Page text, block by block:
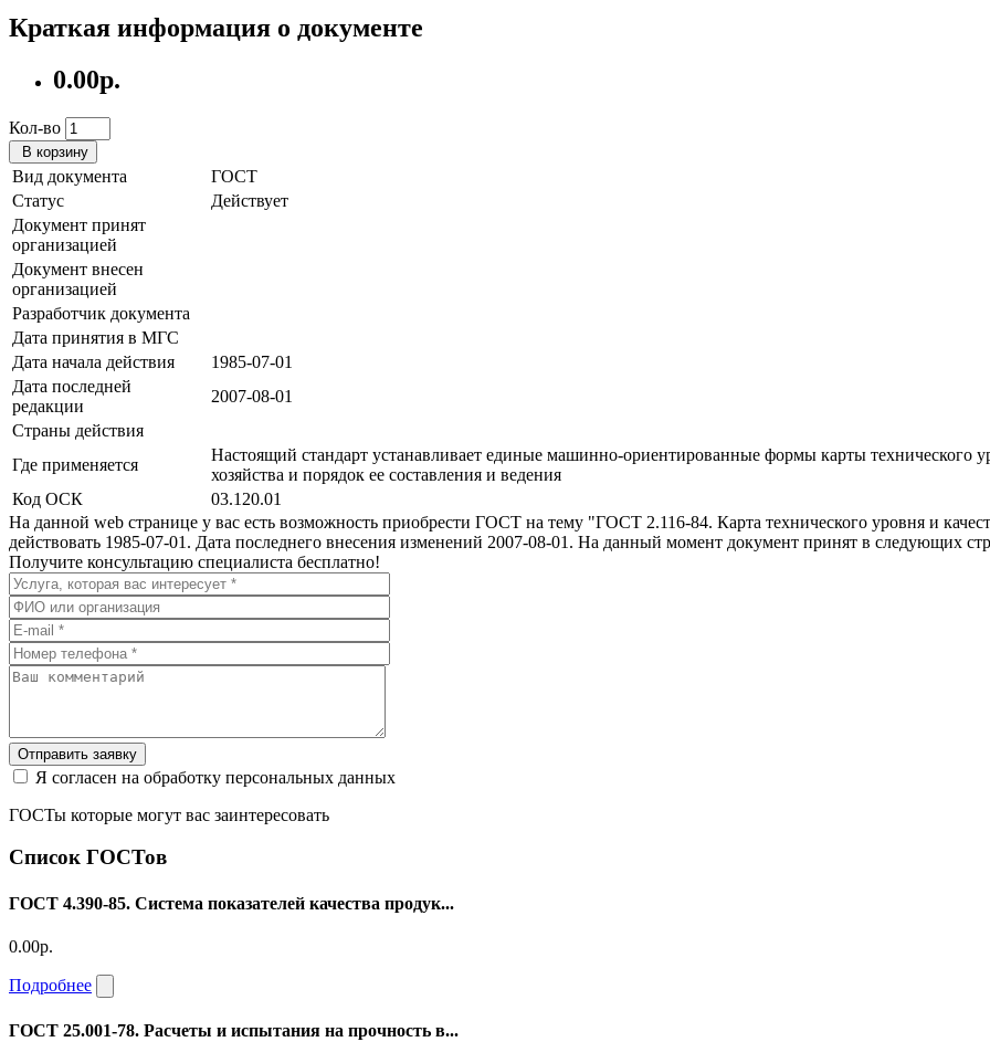
Краткая информация о документе
0.00р.
Кол-во
В корзину
Вид документа
ГОСТ
Статус
Действует
Документ принят
организацией
Документ внесен
организацией
Разработчик документа
Дата принятия в МГС
Дата начала действия
1985-07-01
Дата последней
редакции
2007-08-01
Страны действия
Где применяется
Настоящий стандарт устанавливает единые машинно-ориентированные формы карты технического
хозяйства и порядок ее составления и ведения
Код ОСК
03.120.01
На данной web странице у вас есть возможность приобрести ГОСТ на тему "ГОСТ 2.116-84. Карта технического уровня и
действовать 1985-07-01. Дата последнего внесения изменений 2007-08-01. На данный момент документ принят в следующих
Получите консультацию специалиста бесплатно!
Отправить заявку
Я согласен на обработку персональных данных
ГОСТы которые могут вас заинтересовать
Список ГОСТов
ГОСТ 4.390-85. Система показателей качества продук...
0.00р.
Подробнее
ГОСТ 25.001-78. Расчеты и испытания на прочность в...